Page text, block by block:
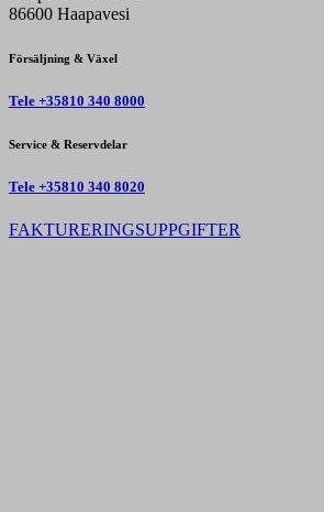
86600 Haapavesi
Försäljning & Växel
Tele +35810 340 8000
Service & Reservdelar
Tele +35810 340 8020
FAKTURERINGSUPPGIFTER